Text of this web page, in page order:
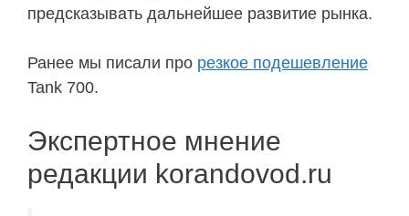
предсказывать дальнейшее развитие рынка.
Ранее мы писали про резкое подешевление
Tank 700.
Экспертное мнение
редакции korandovod.ru